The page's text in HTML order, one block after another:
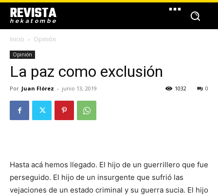
REVISTA
hekatombe
Inicio Opinión
Opinión
La paz como exclusión
Por Juan Flórez - junio 13, 2019 0
1032
Hasta acá hemos llegado. El hijo de un guerrillero que fue
perseguido. El hijo de un insurgente que sufrió las
vejaciones de un estado criminal y su guerra sucia. El hijo